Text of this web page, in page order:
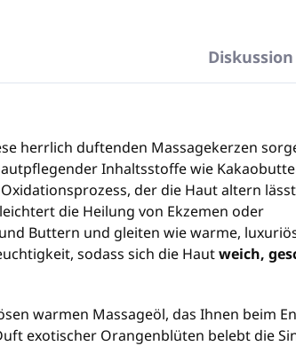
Diskussion
herrlich duftenden Massagekerzen
Inhaltsstoffe wie
der die Haut altern
die Heilung von Ekzemen oder
Buttern und gleiten wie warme,
sodass sich die Hautweich,
warmen Massageöl, das Ihnen beim
exotischer Orangenblüten belebt die